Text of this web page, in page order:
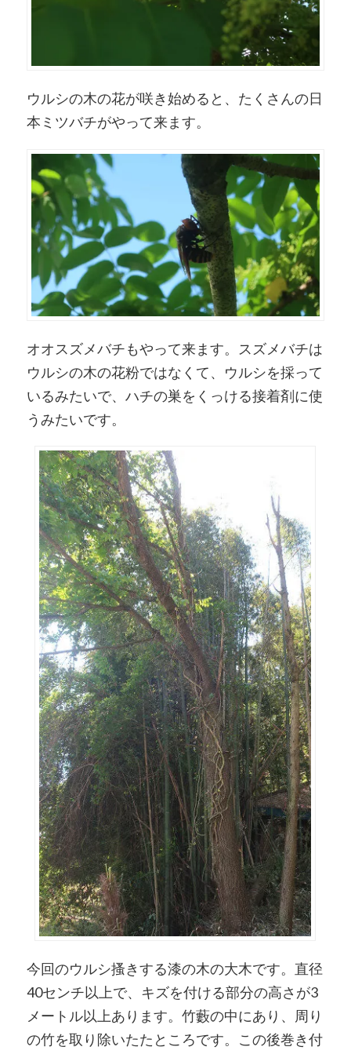
ウルシの木の花が咲き始めると、たくさんの日
本ミツバチがやって来ます。
オオスズメバチもやって来ます。スズメバチは
ウルシの木の花粉ではなくて、ウルシを採って
いるみたいで、ハチの巣をくっける接着剤に使
うみたいです。
今回のウルシ搔きする漆の木の大木です。直径
40センチ以上で、キズを付ける部分の高さが3
メートル以上あります。竹藪の中にあり、周り
の竹を取り除いたたところです。この後巻き付